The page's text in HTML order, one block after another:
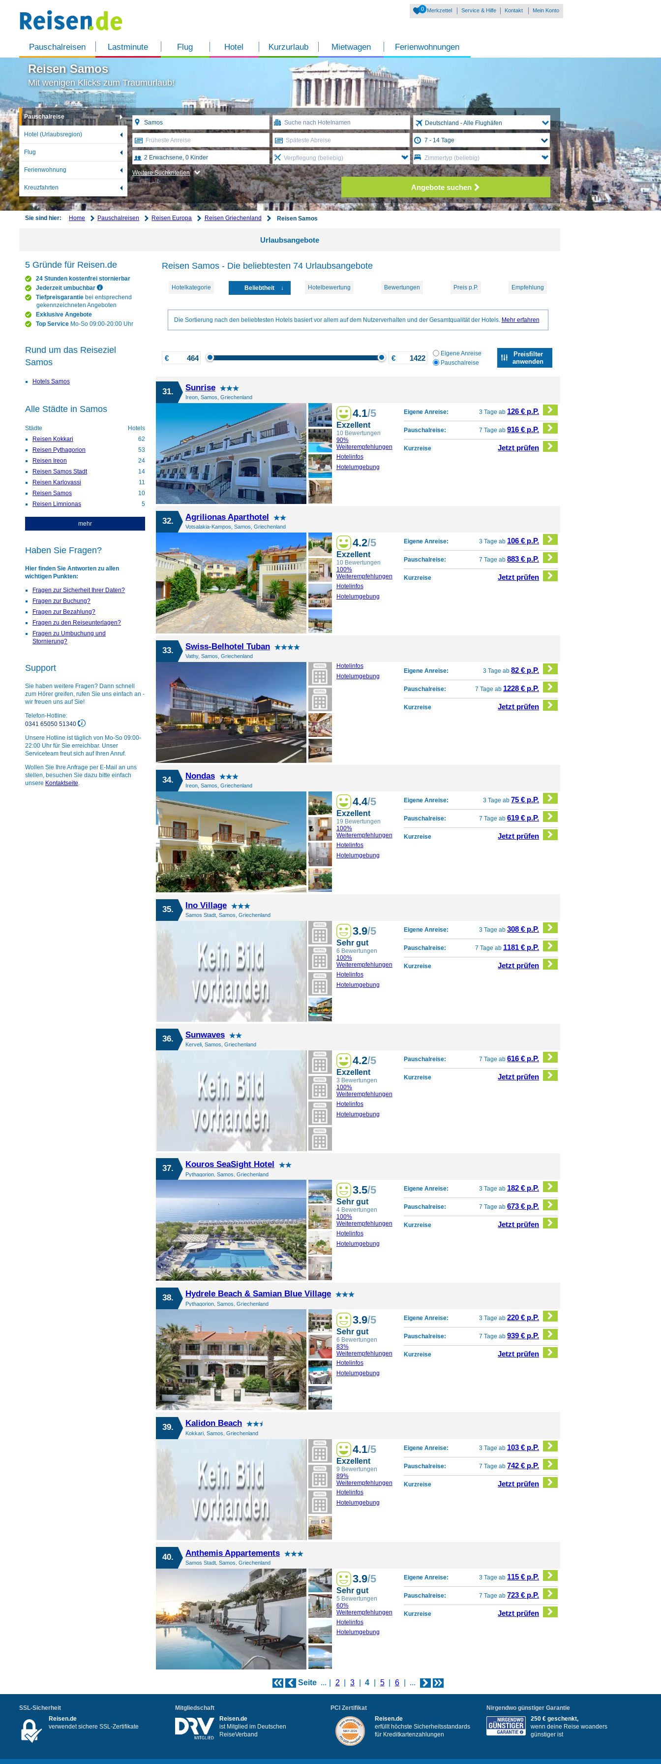
Pauschalreisen Lastminute Flug Hotel Kurzurlaub Mietwagen Ferienwohnungen
0 Merkzettel Service & Hilfe Kontakt Mein Konto
Reisen Samos
Mit wenigen Klicks zum Traumurlaub!
Pauschalreise
Hotel (Urlaubsregion)
Flug
Ferienwohnung
Kreuzfahrten
Deutschland - Alle Flughäfen
Früheste Anreise Späteste Abreise
Verpflegung (beliebig) Zimmertyp (beliebig)
Weitere Suchkriterien
Angebote suchen
Sie sind hier: Home Pauschalreisen Reisen Europa Reisen Griechenland Reisen Samos
Urlaubsangebote
Reisen Samos - Die beliebtesten 74 Urlaubsangebote
Hotelkategorie Beliebtheit Hotelbewertung Bewertungen Preis p.P. Empfehlung
Die Sortierung nach den beliebtesten Hotels basiert vor allem auf dem Nutzerverhalten und der Gesamtqualität der Hotels. Mehr erfahren
€ €
Eigene Anreise
Pauschalreise
Preisfilter
anwenden
31. Sunrise
Ireon, Samos, Griechenland
4.1/5
Exzellent
10 Bewertungen
90%
Weiterempfehlungen
Hotelinfos
Hotelumgebung
Eigene Anreise: 3 Tage ab 126 € p.P.
Pauschalreise: 7 Tage ab916 € p.P.
Kurzreise Jetzt prüfen
32. Agrilionas Aparthotel
Votsalakia-Kampos, Samos, Griechenland
4.2/5
Exzellent
10 Bewertungen
100%
Weiterempfehlungen
Hotelinfos
Hotelumgebung
Eigene Anreise: 3 Tage ab 106 € p.P.
Pauschalreise: 7 Tage ab883 € p.P.
Kurzreise Jetzt prüfen
33. Swiss-Belhotel Tuban
Vathy, Samos, Griechenland
Hotelinfos
Hotelumgebung
Eigene Anreise: 3 Tage ab82 € p.P.
Pauschalreise: 7 Tage ab 1228 € p.P.
Kurzreise Jetzt prüfen
34. Nondas
Ireon, Samos, Griechenland
4.4/5
Exzellent
19 Bewertungen
100%
Weiterempfehlungen
Hotelinfos
Hotelumgebung
Eigene Anreise: 3 Tage ab 75 € p.P.
Pauschalreise: 7 Tage ab619 € p.P.
Kurzreise Jetzt prüfen
35. Ino Village
Samos Stadt, Samos, Griechenland
3.9/5
Sehr gut
6 Bewertungen
100%
Weiterempfehlungen
Hotelinfos
Hotelumgebung
Eigene Anreise: 3 Tage ab308 € p.P.
Pauschalreise: 7 Tage ab 1181 € p.P.
Kurzreise Jetzt prüfen
36. Sunwaves
Kerveli, Samos, Griechenland
4.2/5
Exzellent
3 Bewertungen
100%
Weiterempfehlungen
Hotelinfos
Hotelumgebung
Pauschalreise: 7 Tage ab616 € p.P.
Kurzreise Jetzt prüfen
37. Kouros SeaSight Hotel
Pythagorion, Samos, Griechenland
3.5/5
Sehr gut
4 Bewertungen
100%
Weiterempfehlungen
Hotelinfos
Hotelumgebung
Eigene Anreise: 3 Tage ab 182 € p.P.
Pauschalreise: 7 Tage ab673 € p.P.
Kurzreise Jetzt prüfen
38. Hydrele Beach & Samian Blue Village
Pythagorion, Samos, Griechenland
3.9/5
Sehr gut
6 Bewertungen
83%
Weiterempfehlungen
Hotelinfos
Hotelumgebung
Eigene Anreise: 3 Tage ab220 € p.P.
Pauschalreise: 7 Tage ab939 € p.P.
Kurzreise Jetzt prüfen
39. Kalidon Beach
Kokkari, Samos, Griechenland
4.1/5
Exzellent
9 Bewertungen
89%
Weiterempfehlungen
Hotelinfos
Hotelumgebung
Eigene Anreise: 3 Tage ab 103 € p.P.
Pauschalreise: 7 Tage ab742 € p.P.
Kurzreise Jetzt prüfen
40. Anthemis Appartements
Samos Stadt, Samos, Griechenland
3.9/5
Sehr gut
5 Bewertungen
60%
Weiterempfehlungen
Hotelinfos
Hotelumgebung
Eigene Anreise: 3 Tage ab 115 € p.P.
Pauschalreise: 7 Tage ab723 € p.P.
Kurzreise Jetzt prüfen
Seite ... 2 3 4 5 6 ...
5 Gründe für Reisen.de
24 Stunden kostenfrei stornierbar
Jederzeit umbuchbar
Tiefpreisgarantie bei entsprechend
gekennzeichneten Angeboten
Exklusive Angebote
Top Service Mo-So 09:00-20:00 Uhr
Rund um das Reiseziel
Samos
Hotels Samos
Alle Städte in Samos
Städte
Hotels
Reisen Kokkari
62
Reisen Pythagorion
53
Reisen Ireon
24
Reisen Samos Stadt
14
Reisen Karlovassi
11
Reisen Samos
10
Reisen Limnionas
5
mehr
Haben Sie Fragen?
Hier finden Sie Antworten zu allen
wichtigen Punkten:
Fragen zur Sicherheit Ihrer Daten?
Fragen zur Buchung?
Fragen zur Bezahlung?
Fragen zu den Reiseunterlagen?
Fragen zu Umbuchung und
Stornierung?
Support
Sie haben weitere Fragen? Dann schnell
zum Hörer greifen, rufen Sie uns einfach an -
wir freuen uns auf Sie!
Telefon-Hotline:
0341 65050 51340
Unsere Hotline ist täglich von Mo-So 09:00-
22:00 Uhr für Sie erreichbar. Unser
Serviceteam freut sich auf Ihren Anruf.
Wollen Sie Ihre Anfrage per E-Mail an uns
stellen, besuchen Sie dazu bitte einfach
unsere Kontaktseite.
SSL-Sicherheit
Reisen.de
verwendet sichere SSL-Zertifikate
Mitgliedschaft
Reisen.de
ist Mitglied im Deutschen
ReiseVerband
PCI Zertifikat
Reisen.de
erfüllt höchste Sicherheitsstandards
für Kreditkartenzahlungen
Nirgendwo günstiger Garantie
250 € geschenkt,
wenn deine Reise woanders
günstiger ist